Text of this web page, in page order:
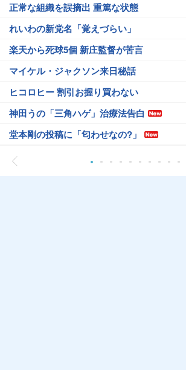
正常な組織を誤摘出 重篤な状態
れいわの新党名「覚えづらい」
楽天から死球5個 新庄監督が苦言
マイケル・ジャクソン来日秘話
ヒコロヒー 割引お握り買わない
神田うの「三角ハゲ」治療法告白
堂本剛の投稿に「匂わせなの?」